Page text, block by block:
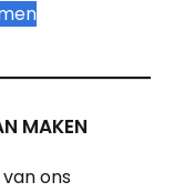
MAKEN
ons